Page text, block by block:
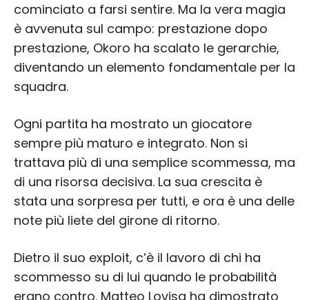
cominciato a farsi sentire. Ma la vera magia
è avvenuta sul campo: prestazione dopo
prestazione, Okoro ha scalato le gerarchie,
diventando un elemento fondamentale per la
squadra.
Ogni partita ha mostrato un giocatore
sempre più maturo e integrato. Non si
trattava più di una semplice scommessa, ma
di una risorsa decisiva. La sua crescita è
stata una sorpresa per tutti, e ora è una delle
note più liete del girone di ritorno.
Dietro il suo exploit, c’è il lavoro di chi ha
scommesso su di lui quando le probabilità
erano contro. Matteo Lovisa ha dimostrato